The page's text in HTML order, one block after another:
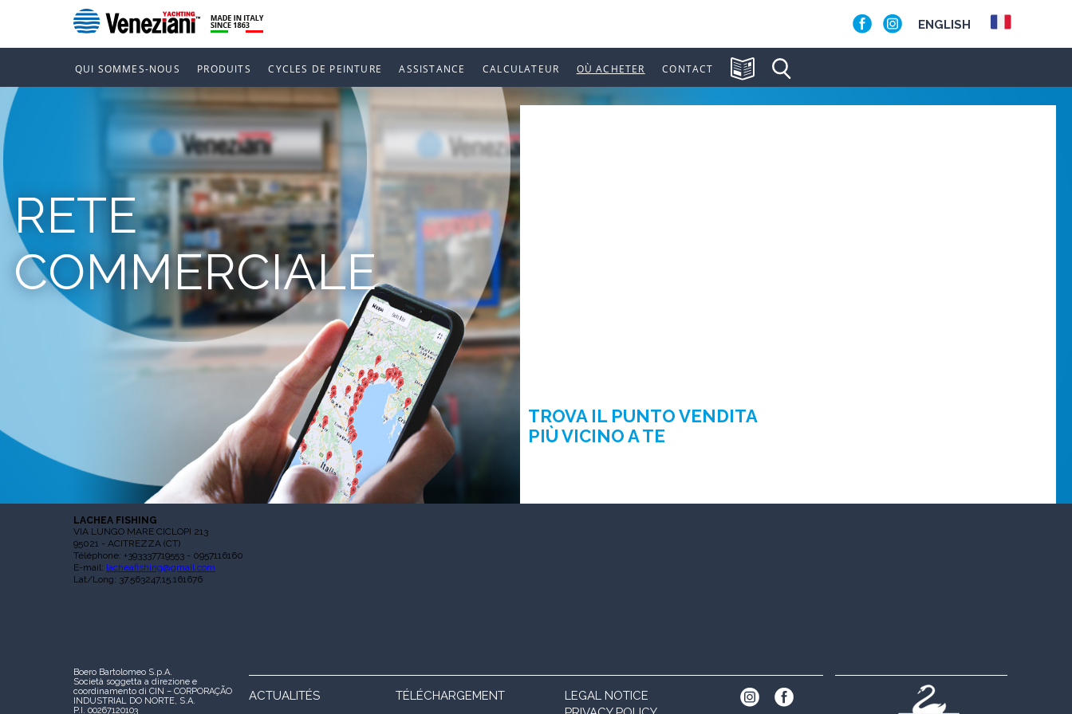
ENGLISH
QUI SOMMES-NOUS PRODUITS CYCLES DE PEINTURE ASSISTANCE CALCULATEUR OÙ ACHETER CONTACT
RETE
COMMERCIALE
TROVA IL PUNTO VENDITA
PIÙ VICINO A TE
LACHEA FISHING
VIA LUNGO MARE CICLOPI 213
95021 - ACITREZZA (CT)
Téléphone: +393337719553 - 0957116160
E-mail: lacheafishing@gmail.com
Lat/Long: 37.563247,15.161676
Boero Bartolomeo S.p.A.
Società soggetta a direzione e
coordinamento di CIN – CORPORAÇÃO
INDUSTRIAL DO NORTE, S.A.
P.I. 00267120103
ACTUALITÉS TÉLÉCHARGEMENT
LEGAL NOTICE